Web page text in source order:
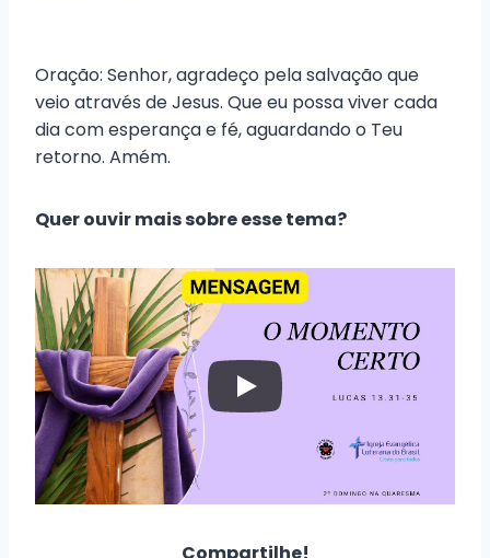
Oração: Senhor, agradeço pela salvação que
veio através de Jesus. Que eu possa viver cada
dia com esperança e fé, aguardando o Teu
retorno. Amém.
Quer ouvir mais sobre esse tema?